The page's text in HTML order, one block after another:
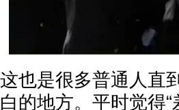
这也是很多普通人直
白的地方。平时觉得